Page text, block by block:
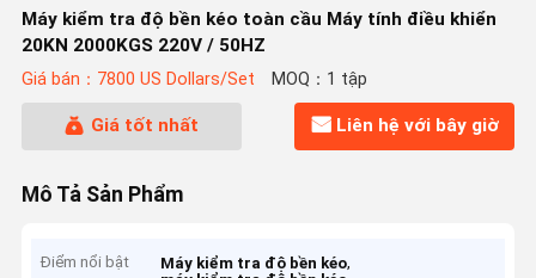
Máy kiểm tra độ bền kéo toàn cầu Máy tính điều khiển
20KN 2000KGS 220V / 50HZ
Giá bán：7800 US Dollars/Set MOQ：1 tập
Giá tốt nhất Liên hệ với bây giờ
Mô Tả Sản Phẩm
Điểm nổi bật Máy kiểm tra độ bền kéo,